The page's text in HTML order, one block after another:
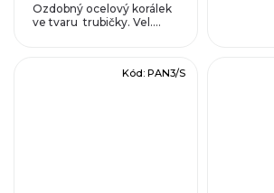
Ozdobný ocelový korálek
ve tvaru trubičky. Vel....
Kód: PAN3/S